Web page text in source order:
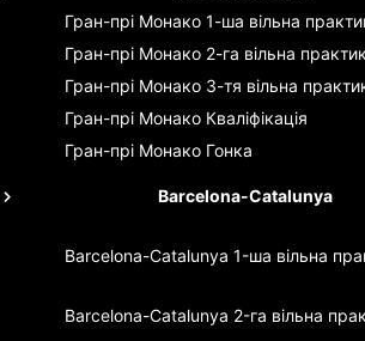
Гран-прі Монако 1-ша вільна
Гран-прі Монако 2-га вільна
Гран-прі Монако 3-тя вільна
Гран-прі Монако Кваліфікація
Гран-прі Монако Гонка
Barcelona-Catalunya
Barcelona-Catalunya 1-ша вільна
Barcelona-Catalunya 2-га вільна